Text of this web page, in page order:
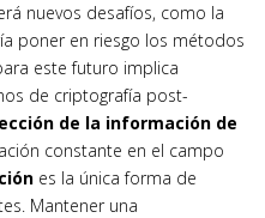
nuevos desafíos, como la
poner en riesgo los métodos
este futuro implica
de criptografía post-
de la información de
constante en el campo
es la única forma de
Mantener una